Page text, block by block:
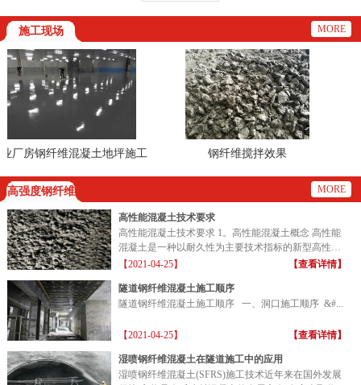
施工现场 MORE
房钢纤维混凝土地坪施工
钢纤维搅拌效果
高强度钢纤维 MORE
高性能混凝土技术要求
高性能混凝土技术要求 1。高性能混凝土概念 高性能
混凝土是一种以耐久性为主要技术指标的新型高性能
混凝土...
【2021-04-25】 【查看详情】
隧道钢纤维混凝土施工顺序
隧道钢纤维混凝土施工顺序 一、洞口施工顺序 &#...
【2021-04-25】 【查看详情】
湿喷钢纤维混凝土在隧道施工中的应用
湿喷钢纤维混凝土(SFRS)施工技术近年来在国外发展